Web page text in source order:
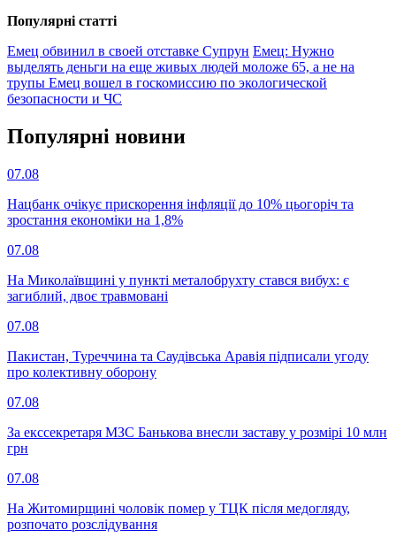
Популярнi статтi
Емец обвинил в своей отставке Супрун Емец: Нужно
выделять деньги на еще живых людей моложе 65, а не на
трупы Емец вошел в госкомиссию по экологической
безопасности и ЧС
Популярнi новини
07.08
Нацбанк очікує прискорення інфляції до 10% цьогоріч та
зростання економіки на 1,8%
07.08
На Миколаївщині у пункті металобрухту стався вибух: є
загиблий, двоє травмовані
07.08
Пакистан, Туреччина та Саудівська Аравія підписали угоду
про колективну оборону
07.08
За екссекретаря МЗС Банькова внесли заставу у розмірі 10 млн
грн
07.08
На Житомирщині чоловік помер у ТЦК після медогляду,
розпочато розслідування